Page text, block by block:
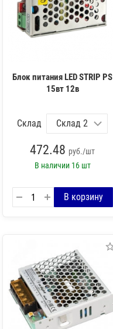
Блок питания LED STRIP PS
15вт 12в
Склад
472.48 руб./шт
В наличии 16 шт